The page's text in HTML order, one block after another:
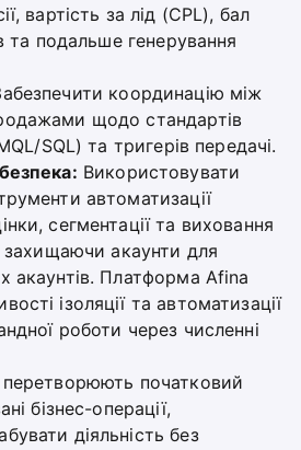
вартість за лід (CPL), бал
та подальше генерування
координацію між
щодо стандартів
SQL) та тригерів передачі.
Використовувати
автоматизації
сегментації та виховання
захищаючи акаунти для
акаунтів. Платформа Afina
ізоляції та автоматизації
роботи через численні
початковий
бізнес-операції,
діяльність без